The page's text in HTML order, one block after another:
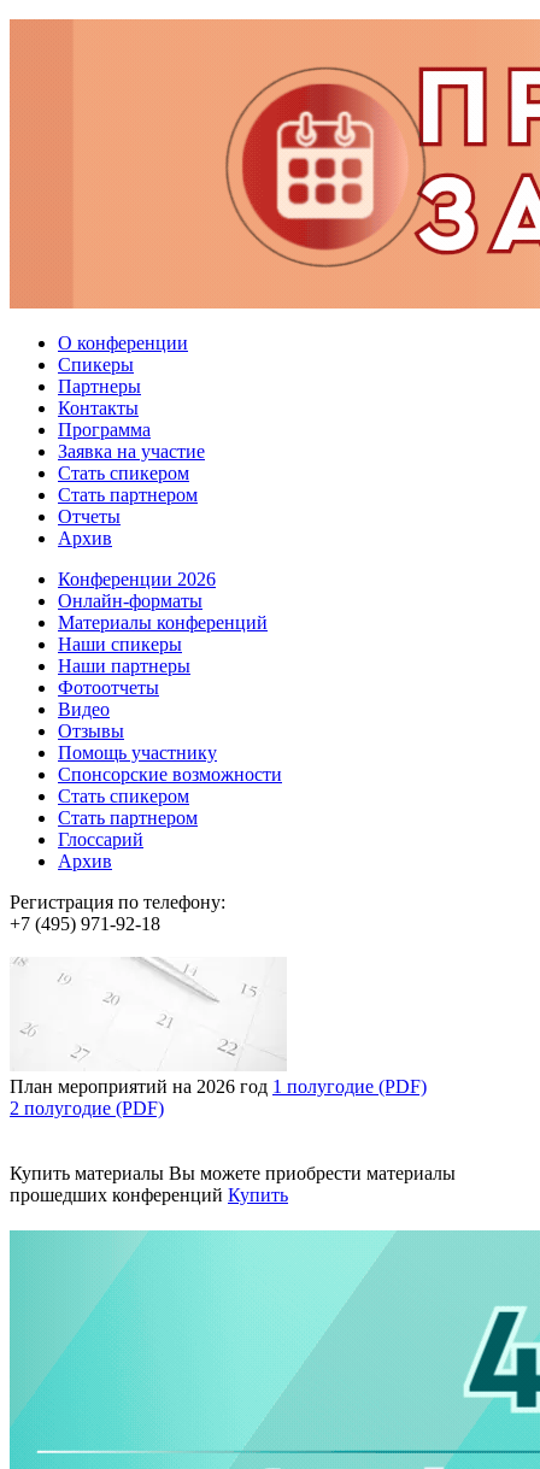
О конференции
Спикеры
Партнеры
Контакты
Программа
Заявка на участие
Стать спикером
Стать партнером
Отчеты
Архив
Конференции 2026
Онлайн-форматы
Материалы конференций
Наши спикеры
Наши партнеры
Фотоотчеты
Видео
Отзывы
Помощь участнику
Спонсорские возможности
Стать спикером
Стать партнером
Глоссарий
Архив
Регистрация по телефону:
+7 (495) 971-92-18
План мероприятий на 2026 год 1 полугодие (PDF)
2 полугодие (PDF)
Купить материалы Вы можете приобрести материалы
прошедших конференций Купить